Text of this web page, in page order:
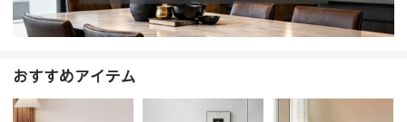
おすすめアイテム